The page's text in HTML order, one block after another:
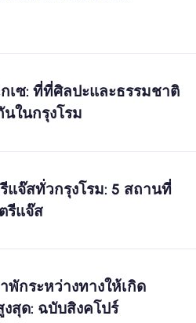
เซ: ที่ที่ศิลปะและธรรมชาติ
ในกรุงโรม
แจ๊สทั่วกรุงโรม: 5 สถานที่
รีแจ๊ส
พักระหว่างทางให้เกิด
สุด: ฉบับสิงคโปร์